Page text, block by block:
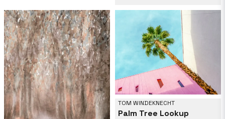
TOM WINDEKNECHT
Palm Tree Lookup